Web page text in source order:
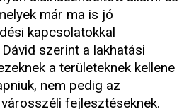
már ma is jó
kapcsolatokkal
szerint a lakhatási
a területeknek kellene
nem pedig az
fejlesztéseknek.